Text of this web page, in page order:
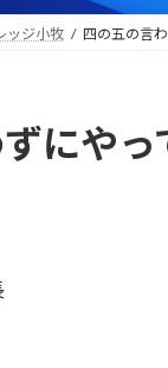
ッジ小牧 四の五の言
にやっ